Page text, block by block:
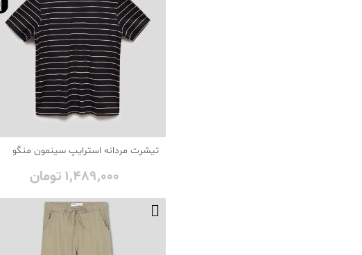
تیشرت مردانه استرایپ سینمون منگو
1٬489٬000 تومان